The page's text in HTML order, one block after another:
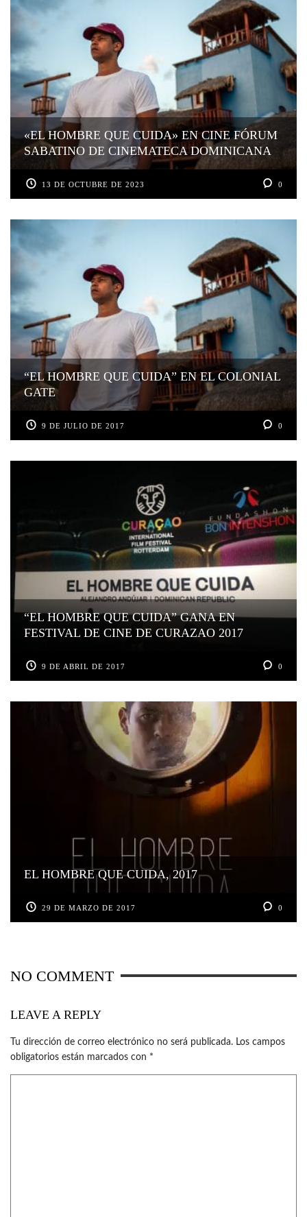
«EL HOMBRE QUE CUIDA» EN CINE FÓRUM
SABATINO DE CINEMATECA DOMINICANA
13 DE OCTUBRE DE 2023 0
“EL HOMBRE QUE CUIDA” EN EL COLONIAL
GATE
9 DE JULIO DE 2017 0
“EL HOMBRE QUE CUIDA” GANA EN
FESTIVAL DE CINE DE CURAZAO 2017
9 DE ABRIL DE 2017 0
EL HOMBRE QUE CUIDA, 2017
29 DE MARZO DE 2017 0
NO COMMENT
LEAVE A REPLY
Tu dirección de correo electrónico no será publicada. Los campos
obligatorios están marcados con *